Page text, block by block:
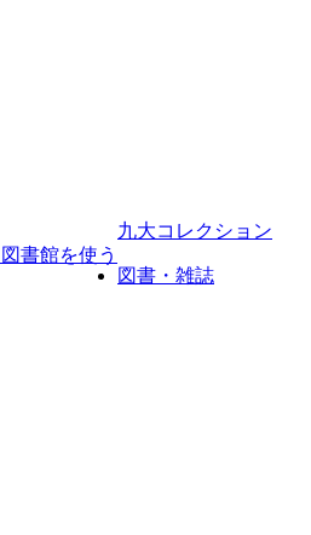
図書館を使う
九大コレクション
図書・雑誌